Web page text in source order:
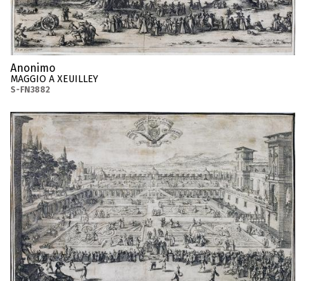
Anonimo
MAGGIO A XEUILLEY
S-FN3882